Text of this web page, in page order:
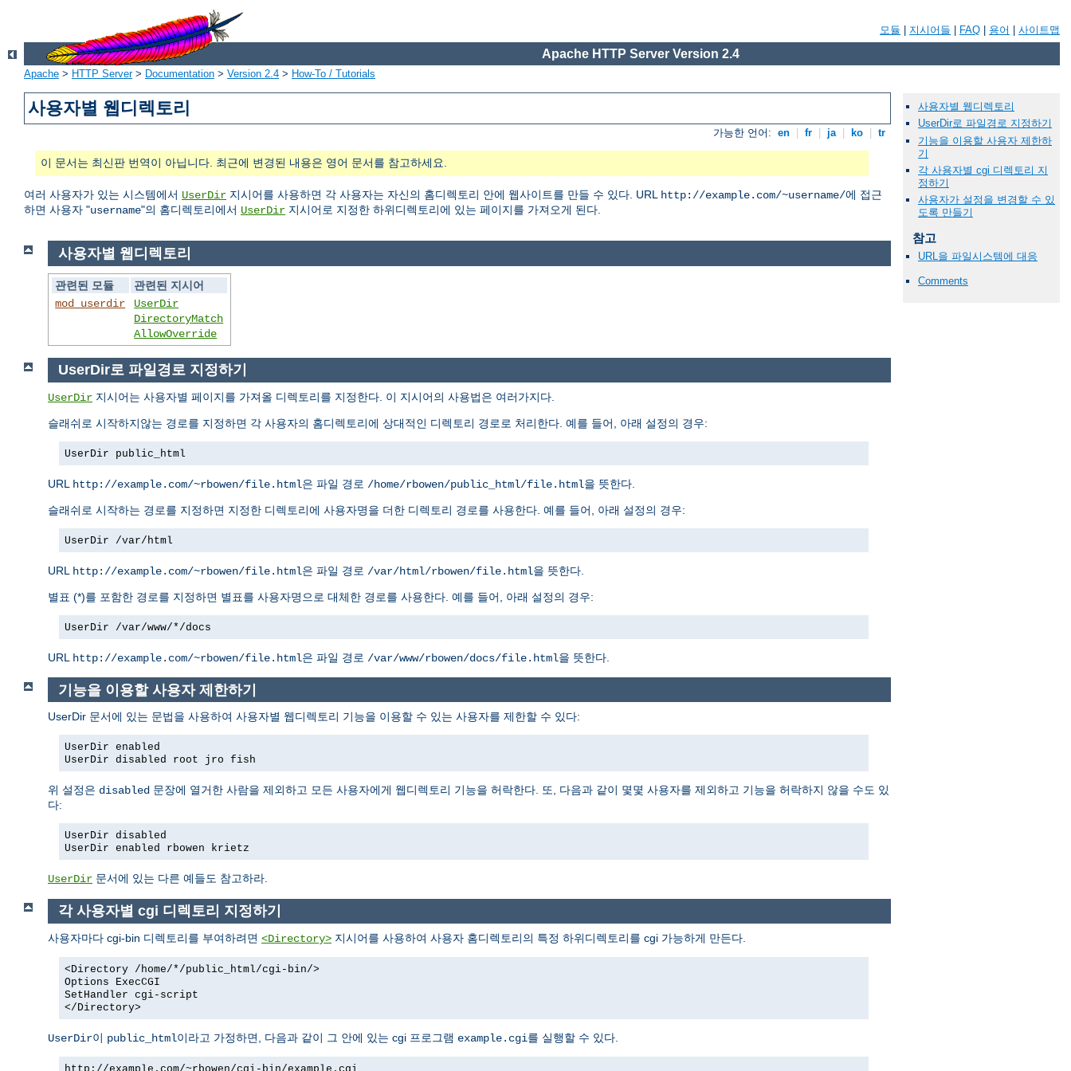
모듈 지시어들 FAQ 용어 사이트맵
Apache HTTP Server Version 2.4
Apache > HTTP Server> Documentation > Version 2.4 > How-To / Tutorials
사용자별 웹디렉토리
가능한 언어: en fr ja ko tr
이 문서는 최신판 번역이 아닙니다. 최근에 변경된 내용은 영어 문서를 참고하세요.
여러 사용자가 있는 시스템에서 UserDir 지시어를 사용하면 각 사용자는 자신의 홈디렉토리 안에 웹사이트를 만들 수 있다. URL http://example.com/~username/에 접근
하면 사용자 "username"의 홈디렉토리에서 UserDir 지시어로 지정한 하위디렉토리에 있는 페이지를 가져오게 된다.
사용자별 웹디렉토리
UserDir로 파일경로 지정하기
기능을 이용할 사용자 제한하
기
각 사용자별 cgi 디렉토리 지
정하기
사용자가 설정을 변경할 수 있
도록 만들기
참고
URL을 파일시스템에 대응
Comments
사용자별 웹디렉토리
관련된 모듈
관련된 지시어
mod_userdir
UserDir
DirectoryMatch
AllowOverride
UserDir로 파일경로 지정하기
UserDir 지시어는 사용자별 페이지를 가져올 디렉토리를 지정한다. 이 지시어의 사용법은 여러가지다.
슬래쉬로 시작하지않는 경로를 지정하면 각 사용자의 홈디렉토리에 상대적인 디렉토리 경로로 처리한다. 예를 들어, 아래 설정의 경우:
UserDir public_html
URL http://example.com/~rbowen/file.html은 파일 경로 /home/rbowen/public_html/file.html을 뜻한다.
슬래쉬로 시작하는 경로를 지정하면 지정한 디렉토리에 사용자명을 더한 디렉토리 경로를 사용한다. 예를 들어, 아래 설정의 경우:
UserDir /var/html
URL http://example.com/~rbowen/file.html은 파일 경로 /var/html/rbowen/file.html을 뜻한다.
별표 (*)를 포함한 경로를 지정하면 별표를 사용자명으로 대체한 경로를 사용한다. 예를 들어, 아래 설정의 경우:
UserDir /var/www/*/docs
URL http://example.com/~rbowen/file.html은 파일 경로 /var/www/rbowen/docs/file.html을 뜻한다.
기능을 이용할 사용자 제한하기
UserDir 문서에 있는 문법을 사용하여 사용자별 웹디렉토리 기능을 이용할 수 있는 사용자를 제한할 수 있다:
UserDir enabled
UserDir disabled root jro fish
위 설정은 disabled 문장에 열거한 사람을 제외하고 모든 사용자에게 웹디렉토리 기능을 허락한다. 또, 다음과 같이 몇몇 사용자를 제외하고 기능을 허락하지 않을 수도 있
다:
UserDir disabled
UserDir enabled rbowen krietz
UserDir 문서에 있는 다른 예들도 참고하라.
각 사용자별 cgi 디렉토리 지정하기
사용자마다 cgi-bin 디렉토리를 부여하려면 <Directory> 지시어를 사용하여 사용자 홈디렉토리의 특정 하위디렉토리를 cgi 가능하게 만든다.
<Directory /home/*/public_html/cgi-bin/>
Options ExecCGI
SetHandler cgi-script
</Directory>
UserDir이 public_html이라고 가정하면, 다음과 같이 그 안에 있는 cgi 프로그램 example.cgi를 실행할 수 있다.